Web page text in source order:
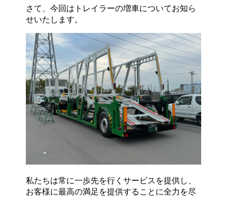
さて、今回はトレイラーの増車についてお知ら
せいたします。
私たちは常に一歩先を行くサービスを提供し、
お客様に最高の満足を提供することに全力を尽